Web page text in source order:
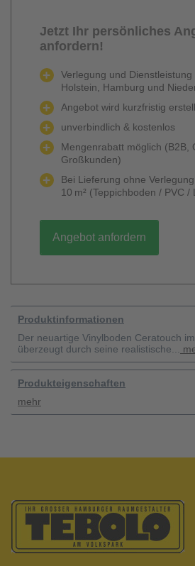
Jetzt Ihr persönliches
anfordern!
Verlegung und Dienstleistung
Holstein, Hamburg und
Angebot wird kurzfristig
unverbindlich & kostenlos
Mengenrabatt möglich (B2B,
Großkunden)
Bei Lieferung ohne
10 m² (Teppichboden / PVC /
Angebot anfordern
Produktinformationen
Der neuartige Vinylboden Ceratouch
überzeugt durch seine realistische...
Produkteigenschaften
mehr